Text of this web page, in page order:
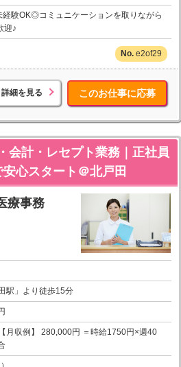
験OK◎コミュニケーションを取りながら
迎♪
e2of29
詳細を見る このお仕事に応募
会計・レセプト業務｜正社員
心スタート＠北戸田
療事務
駅」より徒歩15分
月収例】 280,000円 ＝時給1750円×週40